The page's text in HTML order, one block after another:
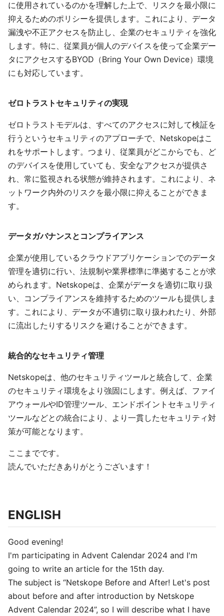
に使用されているのかを理解した上で、リスクを最小限に
抑えるためのポリシーを提供します。これにより、データ
漏洩や不正アクセスを防止し、企業のセキュリティを強化
します。特に、従業員が個人のデバイスを使って企業デー
タにアクセスするBYOD（Bring Your Own Device）環境
にも対応しています。
ゼロトラストセキュリティの実現
ゼロトラストモデルは、すべてのアクセスに対して検証を
行うというセキュリティのアプローチで、Netskopeはこ
れをサポートします。つまり、従業員がどこからでも、ど
のデバイスを使用していても、安全なアクセスが提供さ
れ、常に監視される状態が維持されます。これにより、ネ
ットワーク内外のリスクを最小限に抑えることができま
す。
データガバナンスとコンプライアンス
企業が使用しているクラウドアプリケーションでのデータ
管理を適切に行い、法規制や業界標準に準拠することが求
められます。Netskopeは、企業がデータを適切に取り扱
い、コンプライアンスを維持するためのツールも提供しま
す。これにより、データが不適切に取り扱われたり、外部
に流出したりするリスクを避けることができます。
統合的なセキュリティ管理
Netskopeは、他のセキュリティツールと統合して、企業
のセキュリティ環境をより強固にします。例えば、ファイ
アウォールやID管理ツール、エンドポイントセキュリティ
ツールなどとの統合により、より一貫したセキュリティ対
策が可能となります。
ここまでです。
読んでいただきありがとうございます！
ENGLISH
Good evening!
I'm participating in Advent Calendar 2024 and I'm
going to write an article for the 15th day.
The subject is “Netskope Before and After! Let's post
about before and after introduction by Netskope
Advent Calendar 2024”, so I will describe what I have